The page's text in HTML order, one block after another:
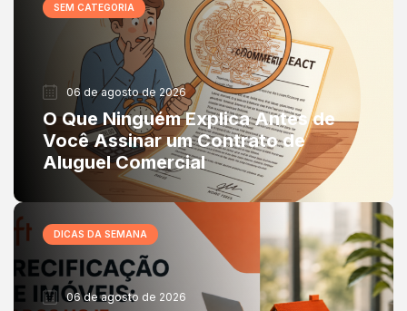
SEM CATEGORIA
06 de agosto de 2026
O Que Ninguém Explica Antes de
Você Assinar um Contrato de
Aluguel Comercial
DICAS DA SEMANA
06 de agosto de 2026